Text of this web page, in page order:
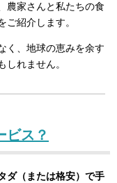
農家さんと私たちの食
紹介します。
く、地球の恵みを余す
れません。
ビス？
ダ（または格安）で手